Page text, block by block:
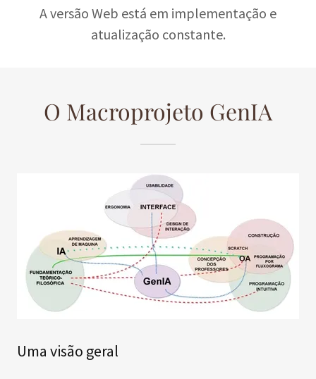
A versão Web está em implementação e
atualização constante.
O Macroprojeto GenIA
Uma visão geral